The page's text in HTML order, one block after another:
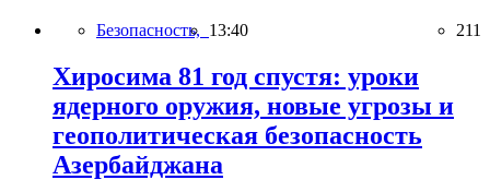
Безопасность, 13:40 211
Хиросима 81 год спустя: уроки
ядерного оружия, новые угрозы и
геополитическая безопасность
Азербайджана